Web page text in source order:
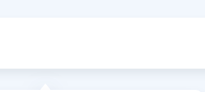
Tüm ÖSYM